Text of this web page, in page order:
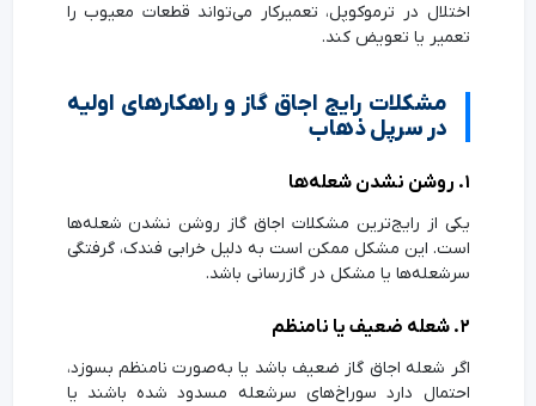
اختلال در ترموکوپل، تعمیرکار می‌تواند قطعات معیوب را
تعمیر یا تعویض کند.
مشکلات رایج اجاق گاز و راهکارهای اولیه
در سرپل ذهاب
۱. روشن نشدن شعله‌ها
یکی از رایج‌ترین مشکلات اجاق گاز روشن نشدن شعله‌ها
است. این مشکل ممکن است به دلیل خرابی فندک، گرفتگی
سرشعله‌ها یا مشکل در گازرسانی باشد.
۲. شعله ضعیف یا نامنظم
اگر شعله اجاق گاز ضعیف باشد یا به‌صورت نامنظم بسوزد،
احتمال دارد سوراخ‌های سرشعله مسدود شده باشند یا